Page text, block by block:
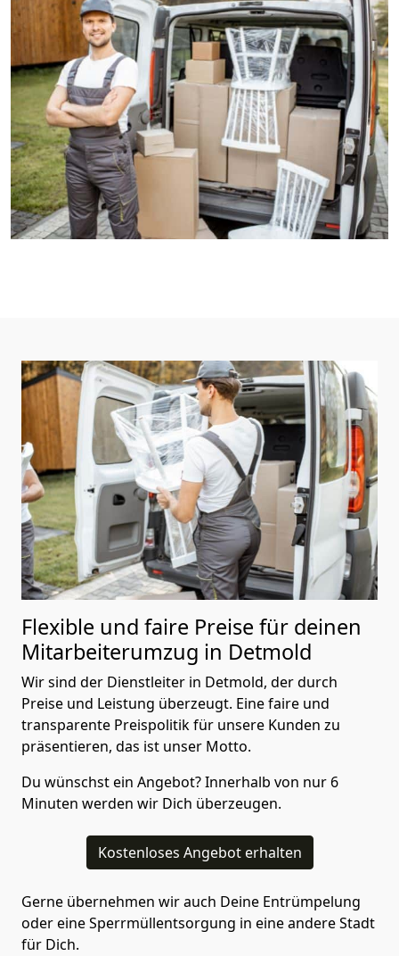
Flexible und faire Preise für deinen
Mitarbeiterumzug in Detmold
Wir sind der Dienstleiter in Detmold, der durch
Preise und Leistung überzeugt. Eine faire und
transparente Preispolitik für unsere Kunden zu
präsentieren, das ist unser Motto.
Du wünschst ein Angebot? Innerhalb von nur 6
Minuten werden wir Dich überzeugen.
Kostenloses Angebot erhalten
Gerne übernehmen wir auch Deine Entrümpelung
oder eine Sperrmüllentsorgung in eine andere Stadt
für Dich.